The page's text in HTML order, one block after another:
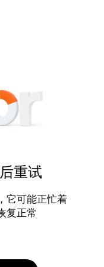
重试
它可能正忙着
复正常